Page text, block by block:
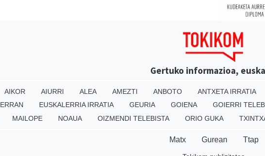
Gertuko informazioa,
AIKOR AIURRI ALEA AMEZTI ANBOTO ANTXETA IRRATIA
ERRAN EUSKALERRIA IRRATIA GEURIA GOIENA GOIERRI
MAILOPE NOAUA OIZMENDI TELEBISTA ORIO GUKA
Matx Gurean Ttap